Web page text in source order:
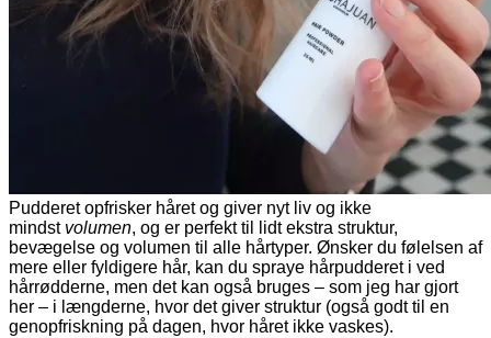
Pudderet opfrisker håret og giver nyt liv og ikke
mindst volumen, og er perfekt til lidt ekstra struktur,
bevægelse og volumen til alle hårtyper. Ønsker du følelsen af
mere eller fyldigere hår, kan du spraye hårpudderet i ved
hårrødderne, men det kan også bruges – som jeg har gjort
her – i længderne, hvor det giver struktur (også godt til en
genopfriskning på dagen, hvor håret ikke vaskes).